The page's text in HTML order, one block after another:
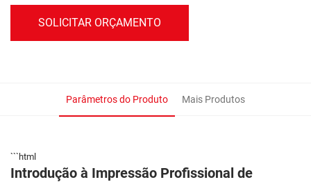
SOLICITAR ORÇAMENTO
Parâmetros do Produto Mais Produtos
```html
Introdução à Impressão Profissional de